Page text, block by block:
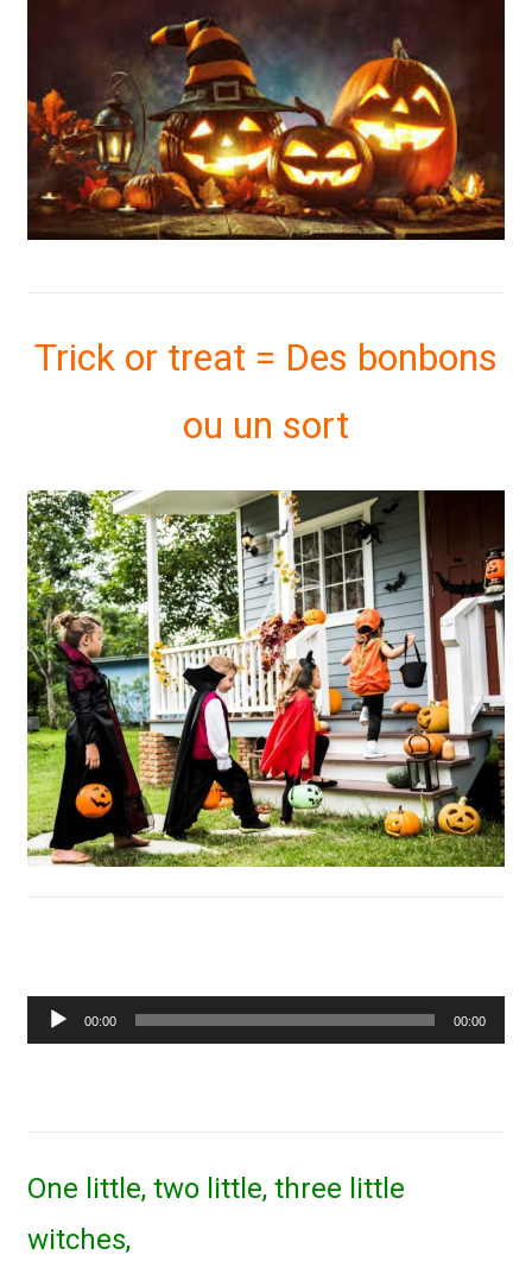
Trick or treat = Des bonbons
ou un sort
Lecteur
audio
00:00 00:00
One little, two little, three little
witches,